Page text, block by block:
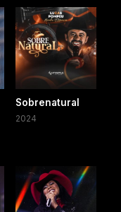
Sobrenatural
2024